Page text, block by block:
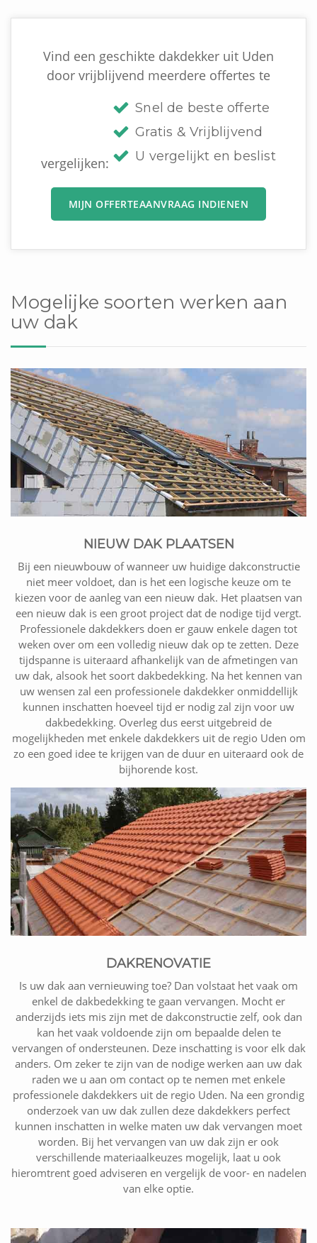
Vind een geschikte dakdekker uit Uden
door vrijblijvend meerdere offertes te
vergelijken:
Snel de beste offerte
Gratis & Vrijblijvend
U vergelijkt en beslist
MIJN OFFERTEAANVRAAG INDIENEN
Mogelijke soorten werken aan
uw dak
NIEUW DAK PLAATSEN
Bij een nieuwbouw of wanneer uw huidige dakconstructie
niet meer voldoet, dan is het een logische keuze om te
kiezen voor de aanleg van een nieuw dak. Het plaatsen van
een nieuw dak is een groot project dat de nodige tijd vergt.
Professionele dakdekkers doen er gauw enkele dagen tot
weken over om een volledig nieuw dak op te zetten. Deze
tijdspanne is uiteraard afhankelijk van de afmetingen van
uw dak, alsook het soort dakbedekking. Na het kennen van
uw wensen zal een professionele dakdekker onmiddellijk
kunnen inschatten hoeveel tijd er nodig zal zijn voor uw
dakbedekking. Overleg dus eerst uitgebreid de
mogelijkheden met enkele dakdekkers uit de regio Uden om
zo een goed idee te krijgen van de duur en uiteraard ook de
bijhorende kost.
DAKRENOVATIE
Is uw dak aan vernieuwing toe? Dan volstaat het vaak om
enkel de dakbedekking te gaan vervangen. Mocht er
anderzijds iets mis zijn met de dakconstructie zelf, ook dan
kan het vaak voldoende zijn om bepaalde delen te
vervangen of ondersteunen. Deze inschatting is voor elk dak
anders. Om zeker te zijn van de nodige werken aan uw dak
raden we u aan om contact op te nemen met enkele
professionele dakdekkers uit de regio Uden. Na een grondig
onderzoek van uw dak zullen deze dakdekkers perfect
kunnen inschatten in welke maten uw dak vervangen moet
worden. Bij het vervangen van uw dak zijn er ook
verschillende materiaalkeuzes mogelijk, laat u ook
hieromtrent goed adviseren en vergelijk de voor- en nadelen
van elke optie.